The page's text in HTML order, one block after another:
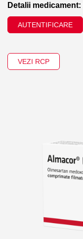
Detalii medicament:
AUTENTIFICARE
VEZI RCP